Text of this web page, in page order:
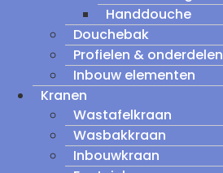
Handdouche
Douchebak
Profielen & onderdelen
Inbouw elementen
Kranen
Wastafelkraan
Wasbakkraan
Inbouwkraan